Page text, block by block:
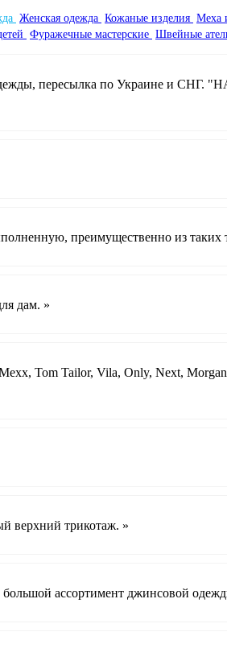
Женская одежда Кожаные изделия Меха
Фуражечные мастерские Швейные
пересылка по Украине и СНГ.
преимущественно из таких
дам. »
Tom Tailor, Vila, Only, Next,
верхний трикотаж. »
ассортимент джинсовой